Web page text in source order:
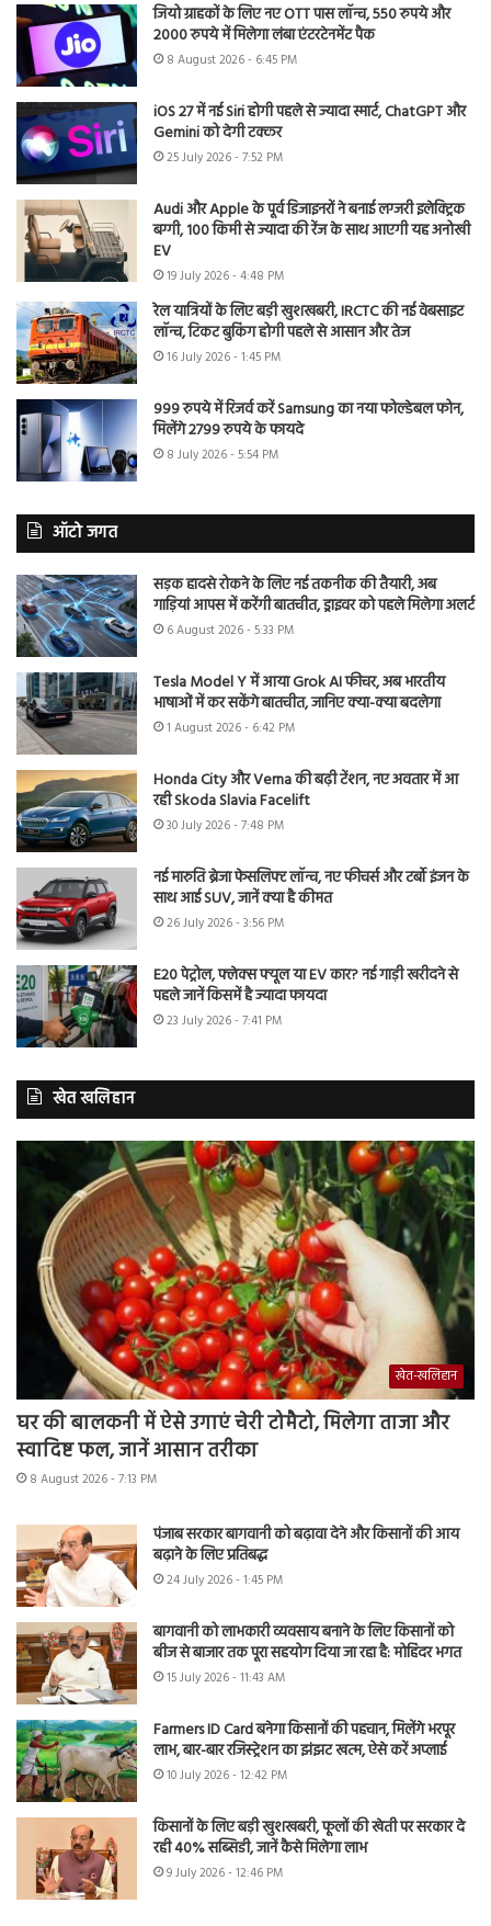
जियो ग्राहकों के लिए नए OTT पास लॉन्च, 550 रुपये और
2000 रुपये में मिलेगा लंबा एंटरटेनमेंट पैक
8 August 2026 - 6:45 PM
iOS 27 में नई Siri होगी पहले से ज्यादा स्मार्ट, ChatGPT और
Gemini को देगी टक्कर
25 July 2026 - 7:52 PM
Audi और Apple के पूर्व डिजाइनरों ने बनाई लग्जरी इलेक्ट्रिक
बग्गी, 100 किमी से ज्यादा की रेंज के साथ आएगी यह अनोखी
EV
19 July 2026 - 4:48 PM
रेल यात्रियों के लिए बड़ी खुशखबरी, IRCTC की नई वेबसाइट
लॉन्च, टिकट बुकिंग होगी पहले से आसान और तेज
16 July 2026 - 1:45 PM
999 रुपये में रिजर्व करें Samsung का नया फोल्डेबल फोन,
मिलेंगे 2799 रुपये के फायदे
8 July 2026 - 5:54 PM
ऑटो जगत
सड़क हादसे रोकने के लिए नई तकनीक की तैयारी, अब
गाड़ियां आपस में करेंगी बातचीत, ड्राइवर को पहले मिलेगा अलर्ट
6 August 2026 - 5:33 PM
Tesla Model Y में आया Grok AI फीचर, अब भारतीय
भाषाओं में कर सकेंगे बातचीत, जानिए क्या-क्या बदलेगा
1 August 2026 - 6:42 PM
Honda City और Verna की बढ़ी टेंशन, नए अवतार में आ
रही Skoda Slavia Facelift
30 July 2026 - 7:48 PM
नई मारुति ब्रेजा फेसलिफ्ट लॉन्च, नए फीचर्स और टर्बो इंजन के
साथ आई SUV, जानें क्या है कीमत
26 July 2026 - 3:56 PM
E20 पेट्रोल, फ्लेक्स फ्यूल या EV कार? नई गाड़ी खरीदने से
पहले जानें किसमें है ज्यादा फायदा
23 July 2026 - 7:41 PM
खेत खलिहान
खेत-खलिहान
घर की बालकनी में ऐसे उगाएं चेरी टोमैटो, मिलेगा ताजा और
स्वादिष्ट फल, जानें आसान तरीका
8 August 2026 - 7:13 PM
पंजाब सरकार बागवानी को बढ़ावा देने और किसानों की आय
बढ़ाने के लिए प्रतिबद्ध
24 July 2026 - 1:45 PM
बागवानी को लाभकारी व्यवसाय बनाने के लिए किसानों को
बीज से बाजार तक पूरा सहयोग दिया जा रहा है: मोहिंदर भगत
15 July 2026 - 11:43 AM
Farmers ID Card बनेगा किसानों की पहचान, मिलेंगे भरपूर
लाभ, बार-बार रजिस्ट्रेशन का झंझट खत्म, ऐसे करें अप्लाई
10 July 2026 - 12:42 PM
किसानों के लिए बड़ी खुशखबरी, फूलों की खेती पर सरकार दे
रही 40% सब्सिडी, जानें कैसे मिलेगा लाभ
9 July 2026 - 12:46 PM